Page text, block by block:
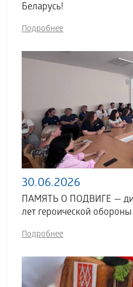
Беларусь!
Подробнее
30.06.2026
ПАМЯТЬ О ПОДВИГЕ —
лет героической
Подробнее